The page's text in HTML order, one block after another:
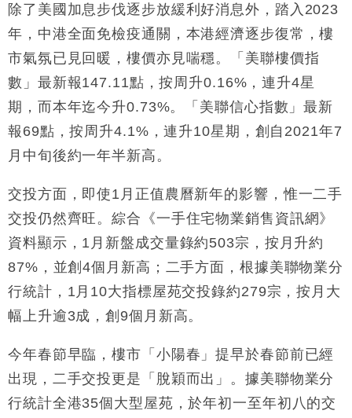
11:12
國際｜特朗普料美伊戰事快結束 承認部分彈藥庫存緊
張
15:59
財經｜SA售股自救後再出手 斥4億美元押注未上市公
司
除了美國加息步伐逐步放緩利好消息外，踏入2023
年，中港全面免檢疫通關，本港經濟逐步復常，樓
市氣氛已見回暖，樓價亦見喘穩。「美聯樓價指
數」最新報147.11點，按周升0.16%，連升4星
期，而本年迄今升0.73%。「美聯信心指數」最新
報69點，按周升4.1%，連升10星期，創自2021年7
月中旬後約一年半新高。
交投方面，即使1月正值農曆新年的影響，惟一二手
交投仍然齊旺。綜合《一手住宅物業銷售資訊網》
資料顯示，1月新盤成交量錄約503宗，按月升約
87%，並創4個月新高；二手方面，根據美聯物業分
行統計，1月10大指標屋苑交投錄約279宗，按月大
幅上升逾3成，創9個月新高。
今年春節早臨，樓市「小陽春」提早於春節前已經
出現，二手交投更是「脫穎而出」。據美聯物業分
行統計全港35個大型屋苑，於年初一至年初八的交